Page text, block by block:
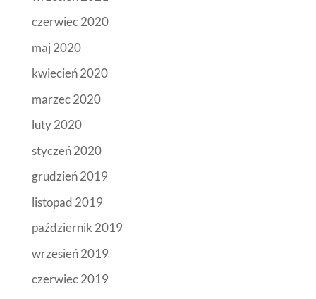
czerwiec 2020
maj 2020
kwiecień 2020
marzec 2020
luty 2020
styczeń 2020
grudzień 2019
listopad 2019
październik 2019
wrzesień 2019
czerwiec 2019